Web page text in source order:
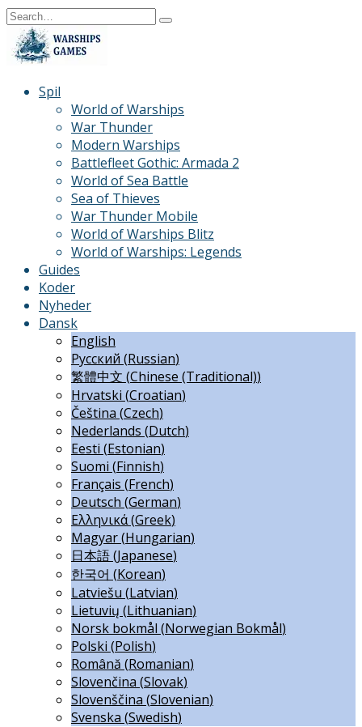
Skip
to
content
Search
for:
Spil
World of Warships
War Thunder
Modern Warships
Battlefleet Gothic: Armada 2
World of Sea Battle
Sea of Thieves
War Thunder Mobile
World of Warships Blitz
World of Warships: Legends
Guides
Koder
Nyheder
Dansk
English
Русский (Russian)
繁體中文 (Chinese (Traditional))
Hrvatski (Croatian)
Čeština (Czech)
Nederlands (Dutch)
Eesti (Estonian)
Suomi (Finnish)
Français (French)
Deutsch (German)
Ελληνικά(Greek)
Magyar(Hungarian)
日本語(Japanese)
한국어 (Korean)
Latviešu (Latvian)
Lietuvių (Lithuanian)
Norsk bokmål (Norwegian Bokmål)
Polski (Polish)
Română (Romanian)
Slovenčina (Slovak)
Slovenščina (Slovenian)
Svenska (Swedish)